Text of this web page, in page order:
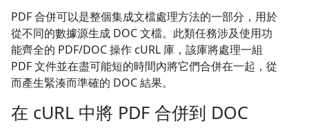
PDF 合併可以是整個集成文檔處理方法的一部分，用於
從不同的數據源生成 DOC 文檔。此類任務涉及使用功
能齊全的 PDF/DOC 操作 cURL 庫，該庫將處理一組
PDF 文件並在盡可能短的時間內將它們合併在一起，從
而產生緊湊而準確的 DOC 結果。
在 cURL 中將 PDF 合併到 DOC